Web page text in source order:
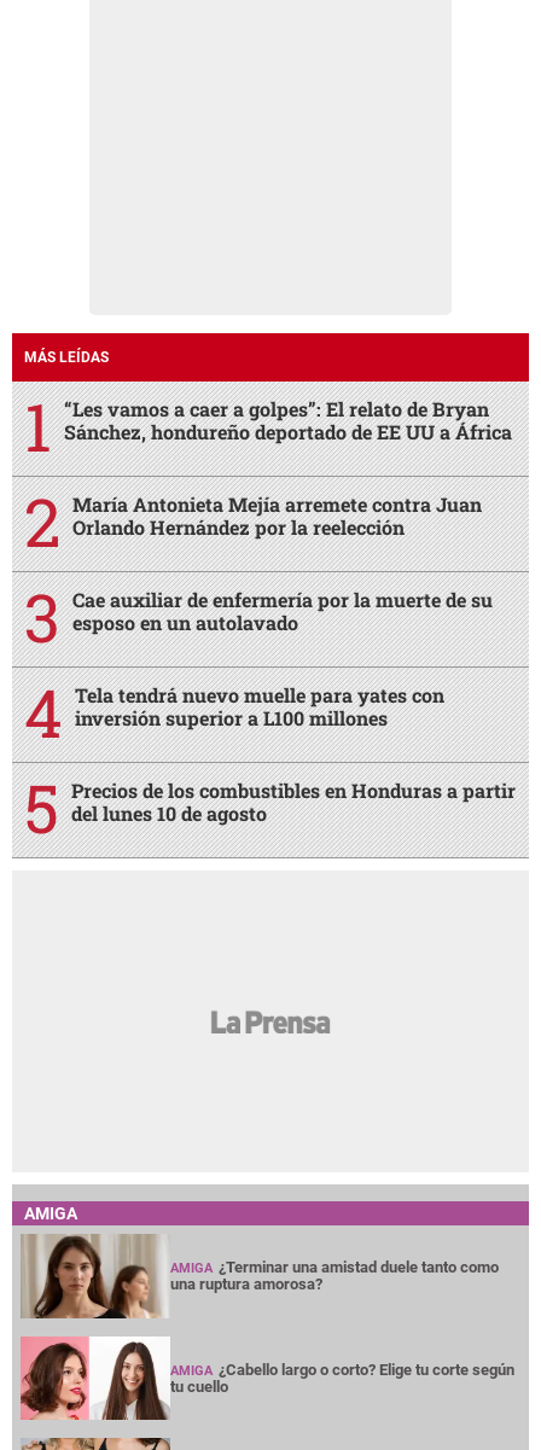
MÁS LEÍDAS
“Les vamos a caer a golpes”: El relato de Bryan
Sánchez, hondureño deportado de EE UU a África
María Antonieta Mejía arremete contra Juan
Orlando Hernández por la reelección
Cae auxiliar de enfermería por la muerte de su
esposo en un autolavado
Tela tendrá nuevo muelle para yates con
inversión superior a L100 millones
Precios de los combustibles en Honduras a partir
del lunes 10 de agosto
AMIGA
AMIGA ¿Terminar una amistad duele tanto como
una ruptura amorosa?
AMIGA ¿Cabello largo o corto? Elige tu corte según
tu cuello